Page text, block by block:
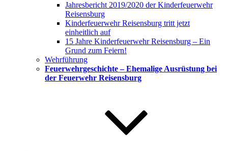
Jahresbericht 2019/2020 der Kinderfeuerwehr
Reisensburg
Kinderfeuerwehr Reisensburg tritt jetzt
einheitlich auf
15 Jahre Kinderfeuerwehr Reisensburg – Ein
Grund zum Feiern!
Wehrführung
Feuerwehrgeschichte – Ehemalige Ausrüstung bei
der Feuerwehr Reisensburg